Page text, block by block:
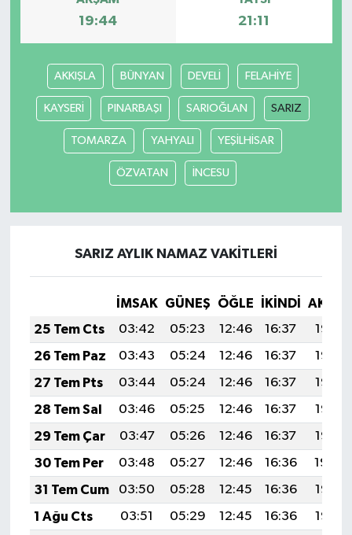
19:44 21:11
AKKIŞLA BÜNYAN DEVELİ FELAHİYE
KAYSERİ PINARBAŞI SARIOĞLAN SARIZ
TOMARZA YAHYALI YEŞİLHİSAR
ÖZVATAN İNCESU
SARIZ AYLIK NAMAZ VAKITLERI
İMSAK GÜNEŞ ÖĞLE İKINDI
25 Tem Cts
03:42 05:23 12:46 16:37
19:58
26 Tem Paz
03:43 05:24 12:46 16:37
19:58
27 Tem Pts
03:44 05:24 12:46 16:37
19:57
28 Tem Sal
03:46 05:25 12:46 16:37
19:56
29 Tem Çar
03:47 05:26 12:46 16:37
19:55
30 Tem Per
03:48 05:27 12:46 16:36
19:54
31 Tem Cum
03:50 05:28 12:45 16:36
19:53
1 Ağu Cts
03:51 05:29 12:45 16:36
19:52